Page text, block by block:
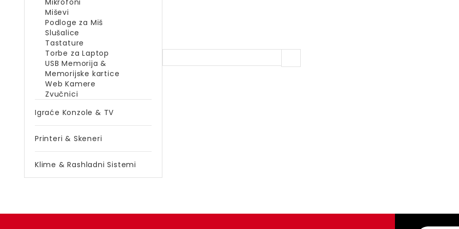
Mikrofoni
Miševi
Podloge za Miš
Slušalice
Tastature
Torbe za Laptop
USB Memorija &
Memorijske kartice
Web Kamere
Zvučnici
Igraće Konzole & TV
Printeri & Skeneri
Klime & Rashladni Sistemi